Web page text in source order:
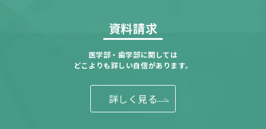
資料請求
医学部・歯学部に関しては
どこよりも詳しい自信があります。
詳しく見る